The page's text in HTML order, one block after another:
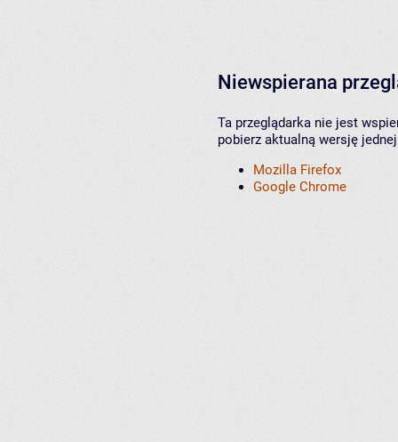
Niewspierana
Ta przeglądarka nie jest
pobierz aktualną wersję
Mozilla Firefox
Google Chrome